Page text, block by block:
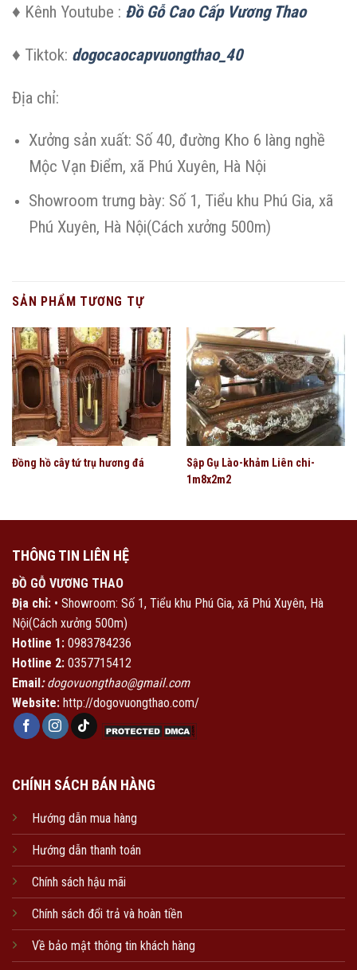
♦ Kênh Youtube : Đồ Gỗ Cao Cấp Vương Thao
♦ Tiktok: dogocaocapvuongthao_40
Địa chỉ:
Xưởng sản xuất: Số 40, đường Kho 6 làng nghề
Mộc Vạn Điểm, xã Phú Xuyên, Hà Nội
Showroom trưng bày: Số 1, Tiểu khu Phú Gia, xã
Phú Xuyên, Hà Nội(Cách xưởng 500m)
SẢN PHẨM TƯƠNG TỰ
Đồng hồ cây tứ trụ hương đá
Sập Gụ Lào-khảm Liên chi-
1m8x2m2
THÔNG TIN LIÊN HỆ
ĐỒ GỖ VƯƠNG THAO
Địa chỉ: • Showroom: Số 1, Tiểu khu Phú Gia, xã Phú Xuyên, Hà
Nội(Cách xưởng 500m)
Hotline 1: 0983784236
Hotline 2: 0357715412
Email :dogovuongthao@gmail.com
Website: http://dogovuongthao.com/
CHÍNH SÁCH BÁN HÀNG
Hướng dẫn mua hàng
Hướng dẫn thanh toán
Chính sách hậu mãi
Chính sách đổi trả và hoàn tiền
Về bảo mật thông tin khách hàng